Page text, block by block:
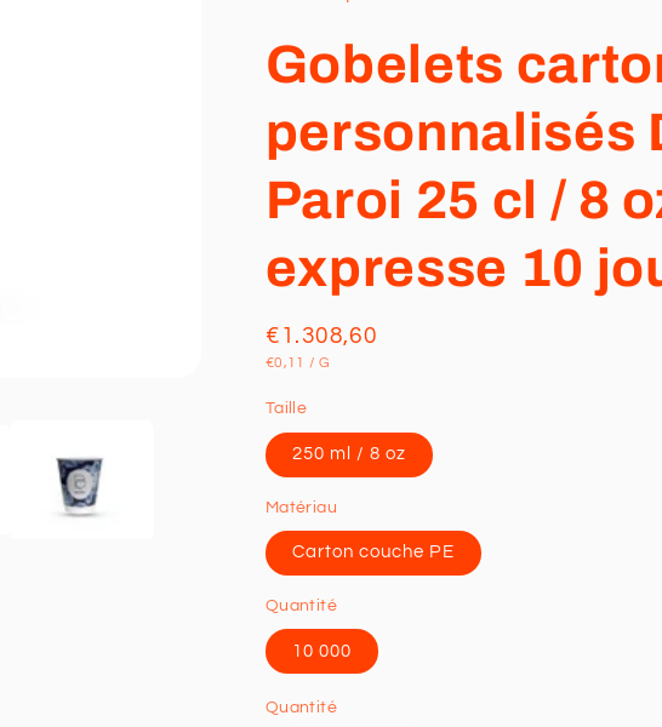
Gobelets
personnalisés
Paroi 25 cl / 8
expresse 10
Prix
habituel
€1.308,60
PRIX
€0,11 / PAR
G
Taille
250 ml / 8 oz
Matériau
Carton couche PE
Quantité
10 000
Quantité